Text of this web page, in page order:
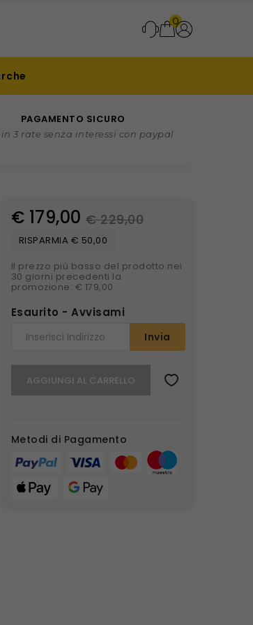
0
PAGAMENTO SICURO
3 rate senza interessi con paypal
€ 179,00 € 229,00
RISPARMIA € 50,00
Il prezzo più basso del prodotto nei
30 giorni precedenti la
promozione: € 179,00
Esaurito - Avvisami
Invia
AGGIUNGI AL CARRELLO
Metodi di Pagamento